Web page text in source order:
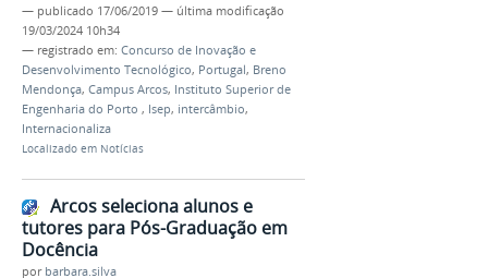
— publicado 17/06/2019 — última modificação
19/03/2024 10h34
— registrado em: Concurso de Inovação e
Desenvolvimento Tecnológico, Portugal, Breno
Mendonça, Campus Arcos, Instituto Superior de
Engenharia do Porto , Isep, intercâmbio,
Internacionaliza
Localizado em Notícias
Arcos seleciona alunos e
tutores para Pós-Graduação em
Docência
por barbara.silva